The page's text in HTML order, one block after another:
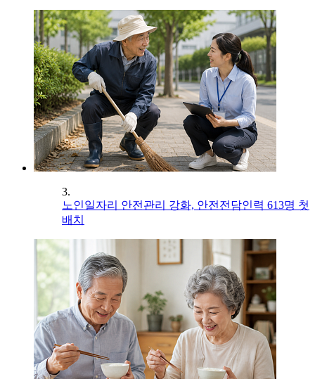
3.
노인일자리 안전관리 강화, 안전전담인력 613명 첫
배치